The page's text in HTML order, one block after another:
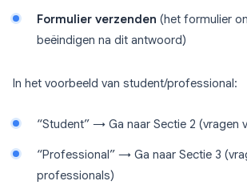
Formulier verzenden (het formulier
beëindigen na dit antwoord)
In het voorbeeld van student/professional:
“Student” → Ga naar Sectie 2 (vragen
“Professional” → Ga naar Sectie 3
professionals)